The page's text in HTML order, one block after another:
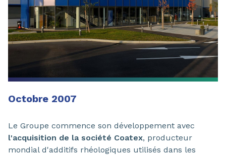
Octobre 2007
Le Groupe commence son développement avec
l'acquisition de la société Coatex, producteur
mondial d'additifs rhéologiques utilisés dans les